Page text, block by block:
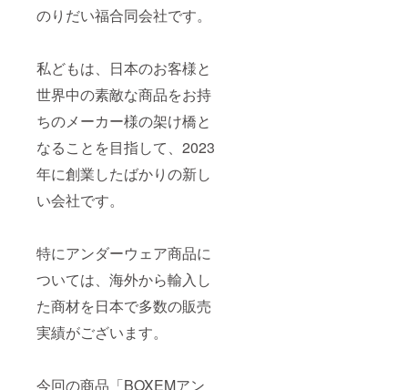
のりだい福合同会社です。
私どもは、日本のお客様と
世界中の素敵な商品をお持
ちのメーカー様の架け橋と
なることを目指して、2023
年に創業したばかりの新し
い会社です。
特にアンダーウェア商品に
ついては、海外から輸入し
た商材を日本で多数の販売
実績がございます。
今回の商品「BOXEMアン